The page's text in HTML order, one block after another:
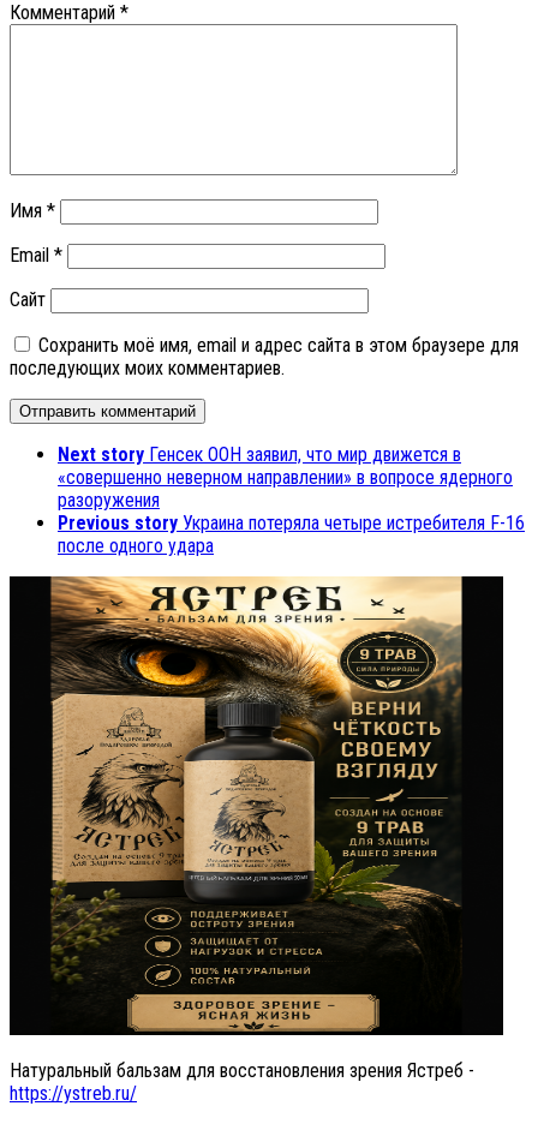
Комментарий *
Имя *
Email *
Сайт
Сохранить моё имя, email и адрес сайта в этом браузере для
последующих моих комментариев.
Next story Генсек ООН заявил, что мир движется в
«совершенно неверном направлении» в вопросе ядерного
разоружения
Previous story Украина потеряла четыре истребителя F-16
после одного удара
Натуральный бальзам для восстановления зрения Ястреб -
https://ystreb.ru/